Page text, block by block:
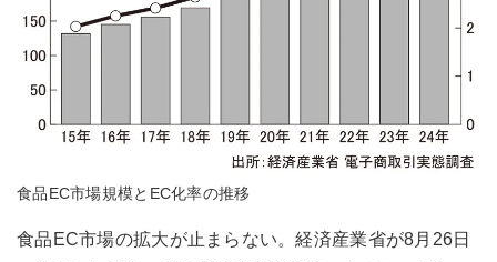
食品EC市場規模とEC化率の推移
食品EC市場の拡大が止まらない。経済産業省が8月26日